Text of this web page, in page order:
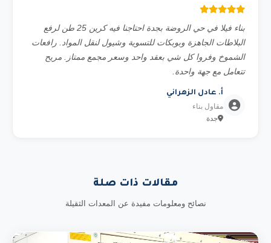
بناء فيلا في حي الروضة بجدة احتاجنا فيه كرين 25 طن لرفع
البلاطات الجاهزة وبوبكات للتسوية وشيول لنقل المواد. رافعات
الشموخ وفروا كل شي بعقد واحد وسعر مجمع ممتاز. مريح
تتعامل مع جهة واحدة.
أ. عادل الزهراني
مقاول بناء
جدة
مقالات ذات صلة
نصائح ومعلومات مفيدة عن المعدات الثقيلة